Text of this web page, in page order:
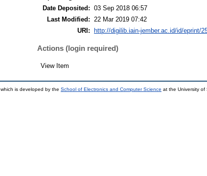
Date Deposited: 03 Sep 2018 06:57
Last Modified:
22 Mar 2019 07:42
URI:
http://digilib.iain-jember.ac.id/id/eprint/
Actions (login required)
View Item
which is developed by the School of Electronics and Computer Science at the University of